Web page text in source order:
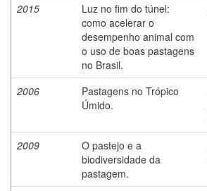
2015
Luz no fim do túnel:
como acelerar o
desempenho animal com
o uso de boas pastagens
no Brasil.
2006
Pastagens no Trópico
Úmido.
2009
O pastejo e a
biodiversidade da
pastagem.